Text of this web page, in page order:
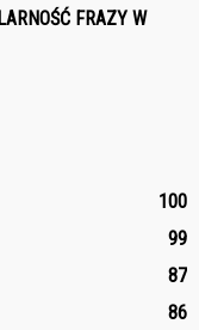
FRAZY W
100
99
87
86